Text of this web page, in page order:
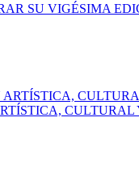
SU VIGÉSIMA
CULTURAL